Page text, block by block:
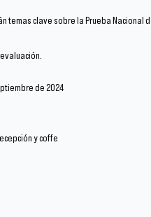
clave sobre la Prueba Nacional
de 2024
y coffe